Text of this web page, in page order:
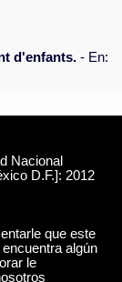
d'enfants. - En:
Nacional
D.F.]: 2012
que este
algún
le